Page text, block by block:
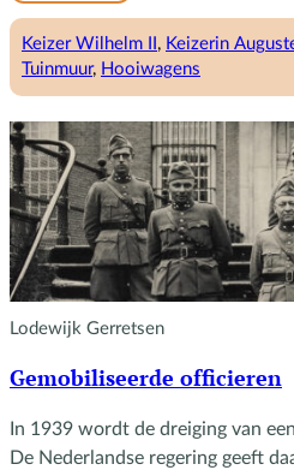
verhaal
van
Keizer Wilhelm II , Keizerin
Tuinmuur, Hooiwagens
Lodewijk Gerretsen
Gemobiliseerde officieren
In 1939 wordt de dreiging van
De Nederlandse regering geeft